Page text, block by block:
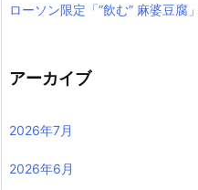
ローソン限定「”飲む” 麻婆豆腐
アーカイブ
2026年7月
2026年6月